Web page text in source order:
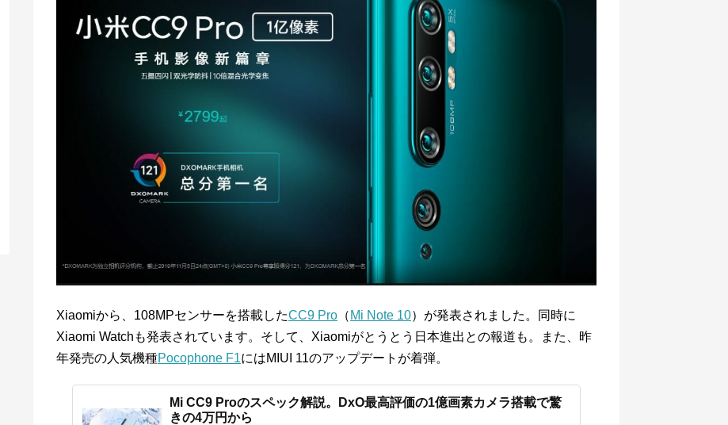
Xiaomiから、108MPセンサーを搭載したCC9 Pro （ Mi Note 10）が発表されました。同時に
Xiaomi Watchも発表されています。そして、Xiaomiがとうとう日本進出との報道も。また、昨
年発売の人気機種Pocophone F1にはMIUI 11のアップデートが着弾。
Mi CC9 Proのスペック解説。DxO最高評価の1億画素カメラ搭載で驚
きの4万円から